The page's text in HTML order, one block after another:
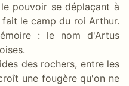
pouvoir se déplaçant à
le camp du roi Arthur.
: le nom d'Artus
des rochers, entre les
une fougère qu'on ne